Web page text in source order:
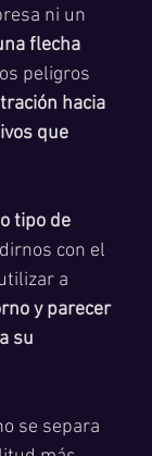
ni un
flecha
peligros
hacia
que
tipo de
con el
a
y parecer
su
se separa